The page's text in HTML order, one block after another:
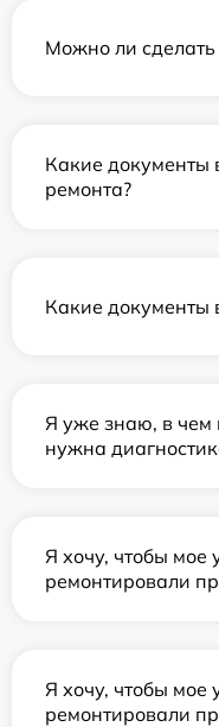
Можно ли сделать
Какие документы
ремонта?
Какие документы
Я уже знаю, в чем
нужна
Я хочу, чтобы мое
ремонтировали
Я хочу, чтобы мое
ремонтировали